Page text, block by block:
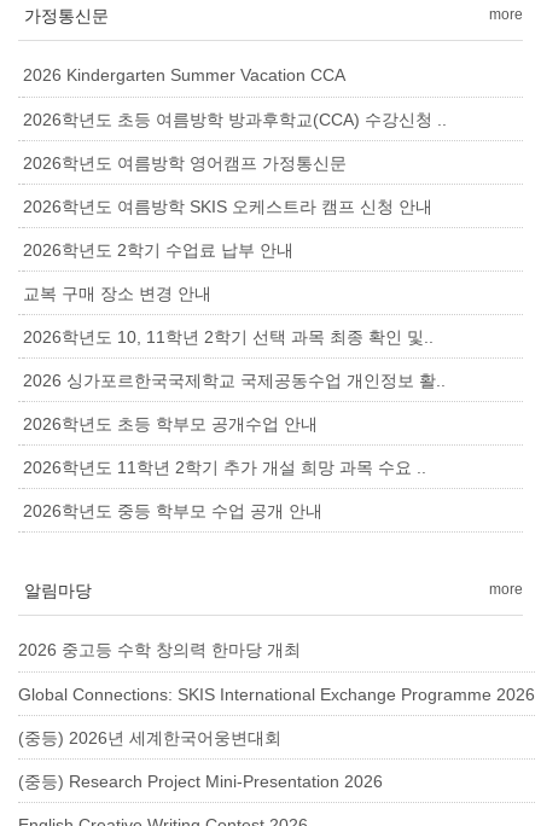
가정통신문 more
2026 Kindergarten Summer Vacation CCA
2026학년도 초등 여름방학 방과후학교(CCA) 수강신청 ..
2026학년도 여름방학 영어캠프 가정통신문
2026학년도 여름방학 SKIS 오케스트라 캠프 신청 안내
2026학년도 2학기 수업료 납부 안내
교복 구매 장소 변경 안내
2026학년도 10, 11학년 2학기 선택 과목 최종 확인 및..
2026 싱가포르한국국제학교 국제공동수업 개인정보 활..
2026학년도 초등 학부모 공개수업 안내
2026학년도 11학년 2학기 추가 개설 희망 과목 수요 ..
2026학년도 중등 학부모 수업 공개 안내
알림마당 more
2026 중고등 수학 창의력 한마당 개최
Global Connections: SKIS International Exchange Programme 2026
(중등) 2026년 세계한국어웅변대회
(중등) Research Project Mini-Presentation 2026